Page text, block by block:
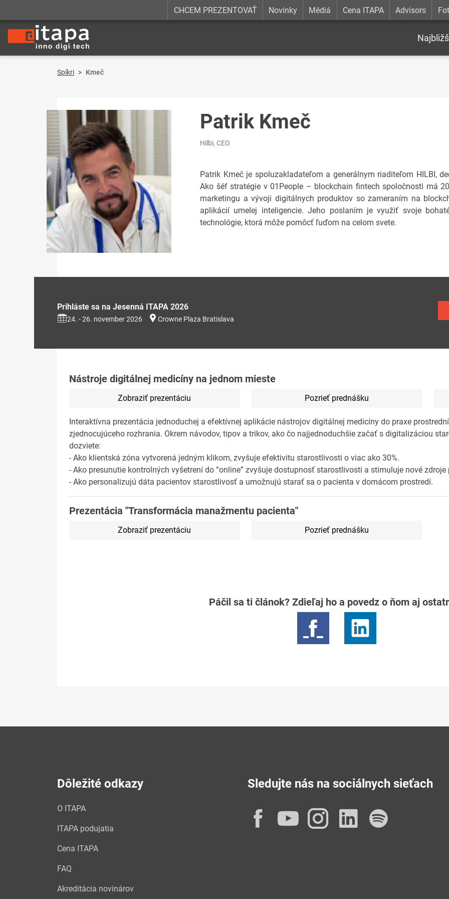
CHCEM PREZENTOVAŤ Novinky Médiá Cena ITAPA Advisors
Spíkri Kmeč
Patrik Kmeč
Hilbi, CEO
Patrik Kmeč je spoluzakladateľom a generálnym riaditeľom HILBI,
Ako šéf stratégie v 01People – blockchain fintech spoločnosti má
marketingu a vývoji digitálnych produktov so zameraním na
aplikácií umelej inteligencie. Jeho poslaním je využiť svoje
technológie, ktorá môže pomôcť ľuďom na celom svete.
Prihláste sa na Jesenná ITAPA 2026
24. - 26. november 2026 Crowne Plaza Bratislava
Nástroje digitálnej medicíny na jednom mieste
Zobraziť prezentáciu Pozrieť prednášku
Interaktívna prezentácia jednoduchej a efektívnej aplikácie nástrojov digitálnej medicíny do praxe
zjednocujúceho rozhrania. Okrem návodov, tipov a trikov, ako čo najjednoduchšie začať s digitalizáciou
dozviete:
- Ako klientská zóna vytvorená jedným klikom, zvyšuje efektivitu starostlivosti o viac ako 30%.
- Ako presunutie kontrolných vyšetrení do “online” zvyšuje dostupnosť starostlivosti a stimuluje nové zdroje
- Ako personalizujú dáta pacientov starostlivosť a umožnujú starať sa o pacienta v domácom prostredí.
Prezentácia "Transformácia manažmentu pacienta"
Zobraziť prezentáciu Pozrieť prednášku
Páčil sa ti článok? Zdieľaj ho a povedz o ňom aj
Dôležité odkazy
O ITAPA
ITAPA podujatia
Cena ITAPA
FAQ
Akreditácia novinárov
Sledujte nás na sociálnych sieťach
Facebook
YouTube
Instagram
LinkedIn